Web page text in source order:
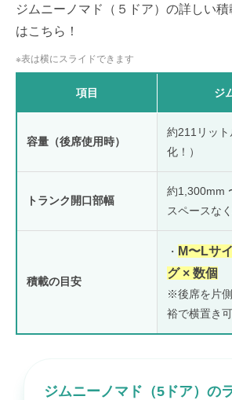
ジムニーノマド（５ドア）の詳しい
はこちら！
※表は横にスライドできます
項目 ジ
容量（後席使用時）
約211リッ
化！）
トランク開口部幅
約1,300mm
スペースな
積載の目安
・ M〜Lサ
グ × 数個
※後席を片
裕で横置き可
ジムニーノマド（5ドア）の